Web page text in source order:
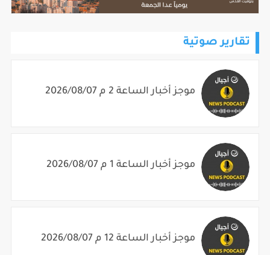
تقارير صوتية
موجز أخبار الساعة 2 م 2026/08/07
موجز أخبار الساعة 1 م 2026/08/07
موجز أخبار الساعة 12 م 2026/08/07